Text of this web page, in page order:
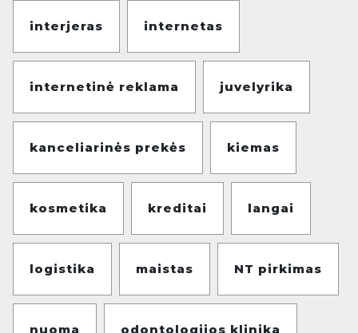
interjeras internetas
internetinė reklama juvelyrika
kanceliarinės prekės kiemas
kosmetika kreditai langai
logistika maistas NT pirkimas
nuoma odontologijos klinika